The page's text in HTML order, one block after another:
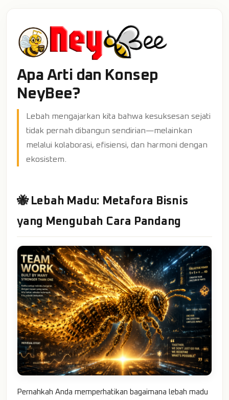
Apa Arti dan Konsep
NeyBee?
Lebah mengajarkan kita bahwa kesuksesan sejati
tidak pernah dibangun sendirian—melainkan
melalui kolaborasi, efisiensi, dan harmoni dengan
ekosistem.
🐝 Lebah Madu: Metafora Bisnis
yang Mengubah Cara Pandang
Pernahkah Anda memperhatikan bagaimana lebah madu